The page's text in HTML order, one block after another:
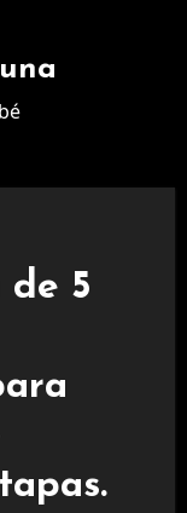
de 5